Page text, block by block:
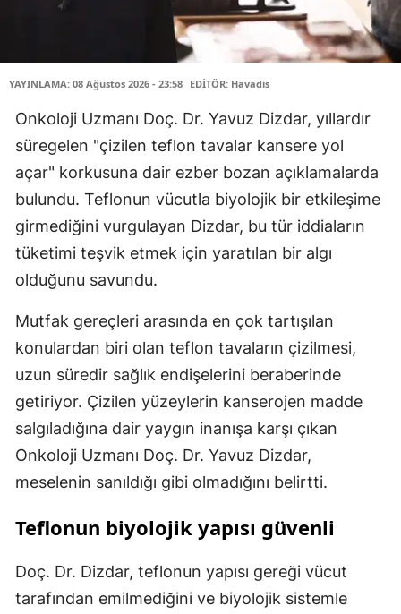
YAYINLAMA: 08 Ağustos 2026 - 23:58 EDİTÖR: Havadis
Onkoloji Uzmanı Doç. Dr. Yavuz Dizdar, yıllardır
süregelen "çizilen teflon tavalar kansere yol
açar" korkusuna dair ezber bozan açıklamalarda
bulundu. Teflonun vücutla biyolojik bir etkileşime
girmediğini vurgulayan Dizdar, bu tür iddiaların
tüketimi teşvik etmek için yaratılan bir algı
olduğunu savundu.
Mutfak gereçleri arasında en çok tartışılan
konulardan biri olan teflon tavaların çizilmesi,
uzun süredir sağlık endişelerini beraberinde
getiriyor. Çizilen yüzeylerin kanserojen madde
salgıladığına dair yaygın inanışa karşı çıkan
Onkoloji Uzmanı Doç. Dr. Yavuz Dizdar,
meselenin sanıldığı gibi olmadığını belirtti.
Teflonun biyolojik yapısı güvenli
Doç. Dr. Dizdar, teflonun yapısı gereği vücut
tarafından emilmediğini ve biyolojik sistemle